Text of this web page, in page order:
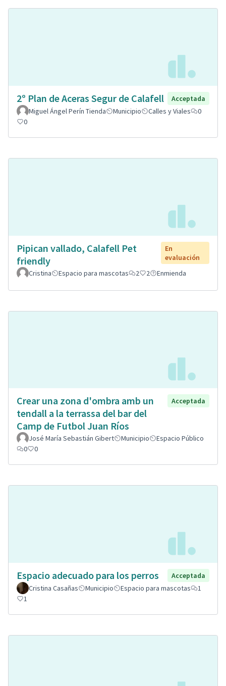
2º Plan de Aceras Segur de Calafell
Acceptada
Miguel Ángel Perín Tienda
Municipio Calles y Viales
0
0
Pipican vallado, Calafell Pet
friendly
En
evaluación
Cristina
Espacio para mascotas 2 2 Enmienda
Crear una zona d'ombra amb un
tendall a la terrassa del bar del
Camp de Futbol Juan Ríos
Acceptada
José María Sebastián Gibert Municipio
Espacio Público
0
0
Espacio adecuado para los perros
Acceptada
Cristina Casañas
Municipio Espacio para mascotas
1
1